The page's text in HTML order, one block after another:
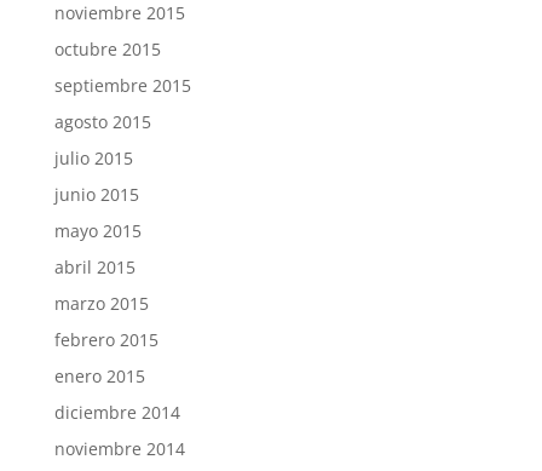
noviembre 2015
octubre 2015
septiembre 2015
agosto 2015
julio 2015
junio 2015
mayo 2015
abril 2015
marzo 2015
febrero 2015
enero 2015
diciembre 2014
noviembre 2014